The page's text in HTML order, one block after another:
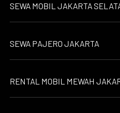
SEWA MOBIL JAKARTA
SEWA PAJERO JAKARTA
RENTAL MOBIL MEWAH